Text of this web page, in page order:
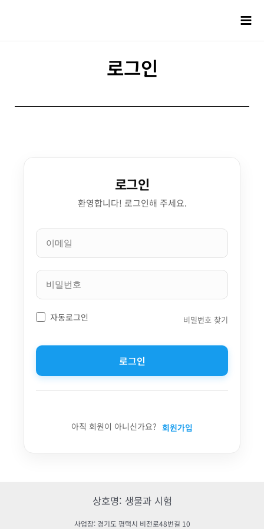
로그인
로그인
환영합니다! 로그인해 주세요.
자동로그인 비밀번호 찾기
로그인
아직 회원이 아니신가요? 회원가입
상호명: 생물과 시험
사업장: 경기도 평택시 비전로48번길 10